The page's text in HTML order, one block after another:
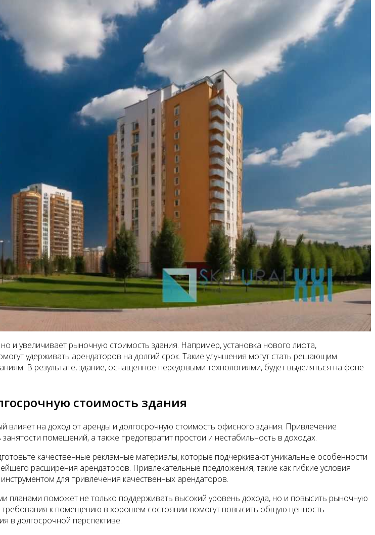
и увеличивает рыночную стоимость здания. Например, установка нового лифта,
удерживать арендаторов на долгий срок. Такие улучшения могут стать решающим
В результате, здание, оснащенное передовыми технологиями, будет выделяться на фоне
стоимость здания
на доход от аренды и долгосрочную стоимость офисного здания. Привлечение
помещений, а также предотвратит простои и нестабильность в доходах.
качественные рекламные материалы, которые подчеркивают уникальные особенности
расширения арендаторов. Привлекательные предложения, такие как гибкие условия
для привлечения качественных арендаторов.
поможет не только поддерживать высокий уровень дохода, но и повысить рыночную
требования к помещению в хорошем состоянии помогут повысить общую ценность
в долгосрочной перспективе.